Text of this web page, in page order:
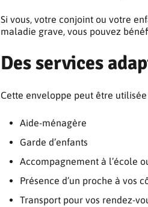
Si vous, votre conjoint ou votre
maladie grave, vous pouvez
Des services
Cette enveloppe peut être
Aide-ménagère
Garde d’enfants
Accompagnement à l’école
Présence d’un proche à vos
Transport pour vos rendez-